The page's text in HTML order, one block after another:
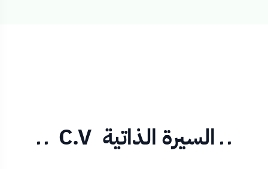
ـ ـ السيرة الذاتية C.V ـ ـ